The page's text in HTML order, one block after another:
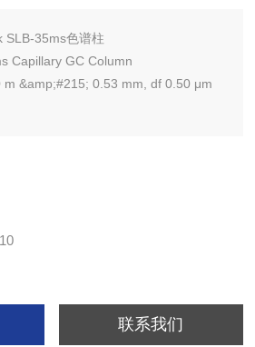
SLB-35ms色谱柱
Capillary GC Column
&amp;#215; 0.53 mm, df 0.50 μm
联系我们